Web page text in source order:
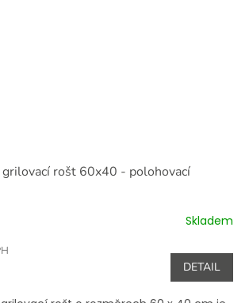
grilovací rošt 60x40 - polohovací
Skladem
DETAIL